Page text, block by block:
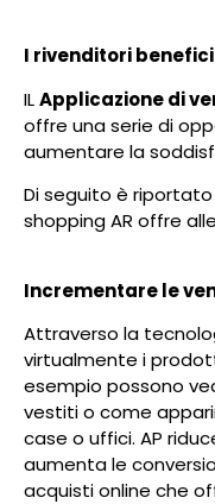
I rivenditori
ILApplicazione di
offre una serie di
aumentare la
Di seguito è
shopping AR offre
Incrementare le
Attraverso la
virtualmente i
esempio possono
vestiti o come
case o uffici. AP
aumenta le
acquisti online che